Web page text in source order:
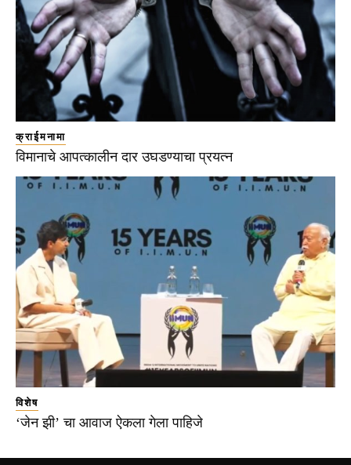
क्राईमनामा
विमानाचे आपत्कालीन दार उघडण्याचा प्रयत्न
विशेष
‘जेन झी’ चा आवाज ऐकला गेला पाहिजे